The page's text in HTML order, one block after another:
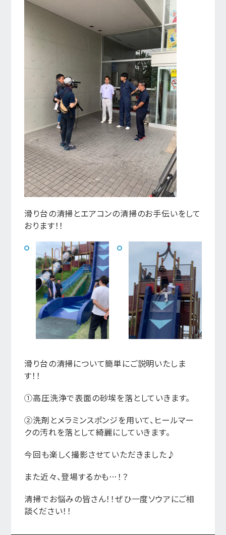
滑り台の清掃とエアコンの清掃のお手伝いをして
おります！！
滑り台の清掃について簡単にご説明いたしま
す！！
①高圧洗浄で表面の砂埃を落としていきます。
②洗剤とメラミンスポンジを用いて、ヒールマー
クの汚れを落として綺麗にしていきます。
今回も楽しく撮影させていただきました♪
また近々、登場するかも…！？
清掃でお悩みの皆さん！！ぜひ一度ソウアにご相
談ください！！